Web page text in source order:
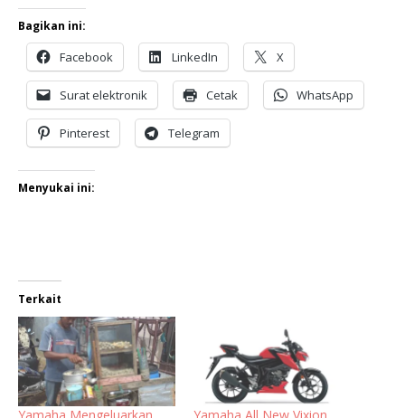
Bagikan ini:
Facebook LinkedIn X
Surat elektronik Cetak WhatsApp
Pinterest Telegram
Menyukai ini:
Terkait